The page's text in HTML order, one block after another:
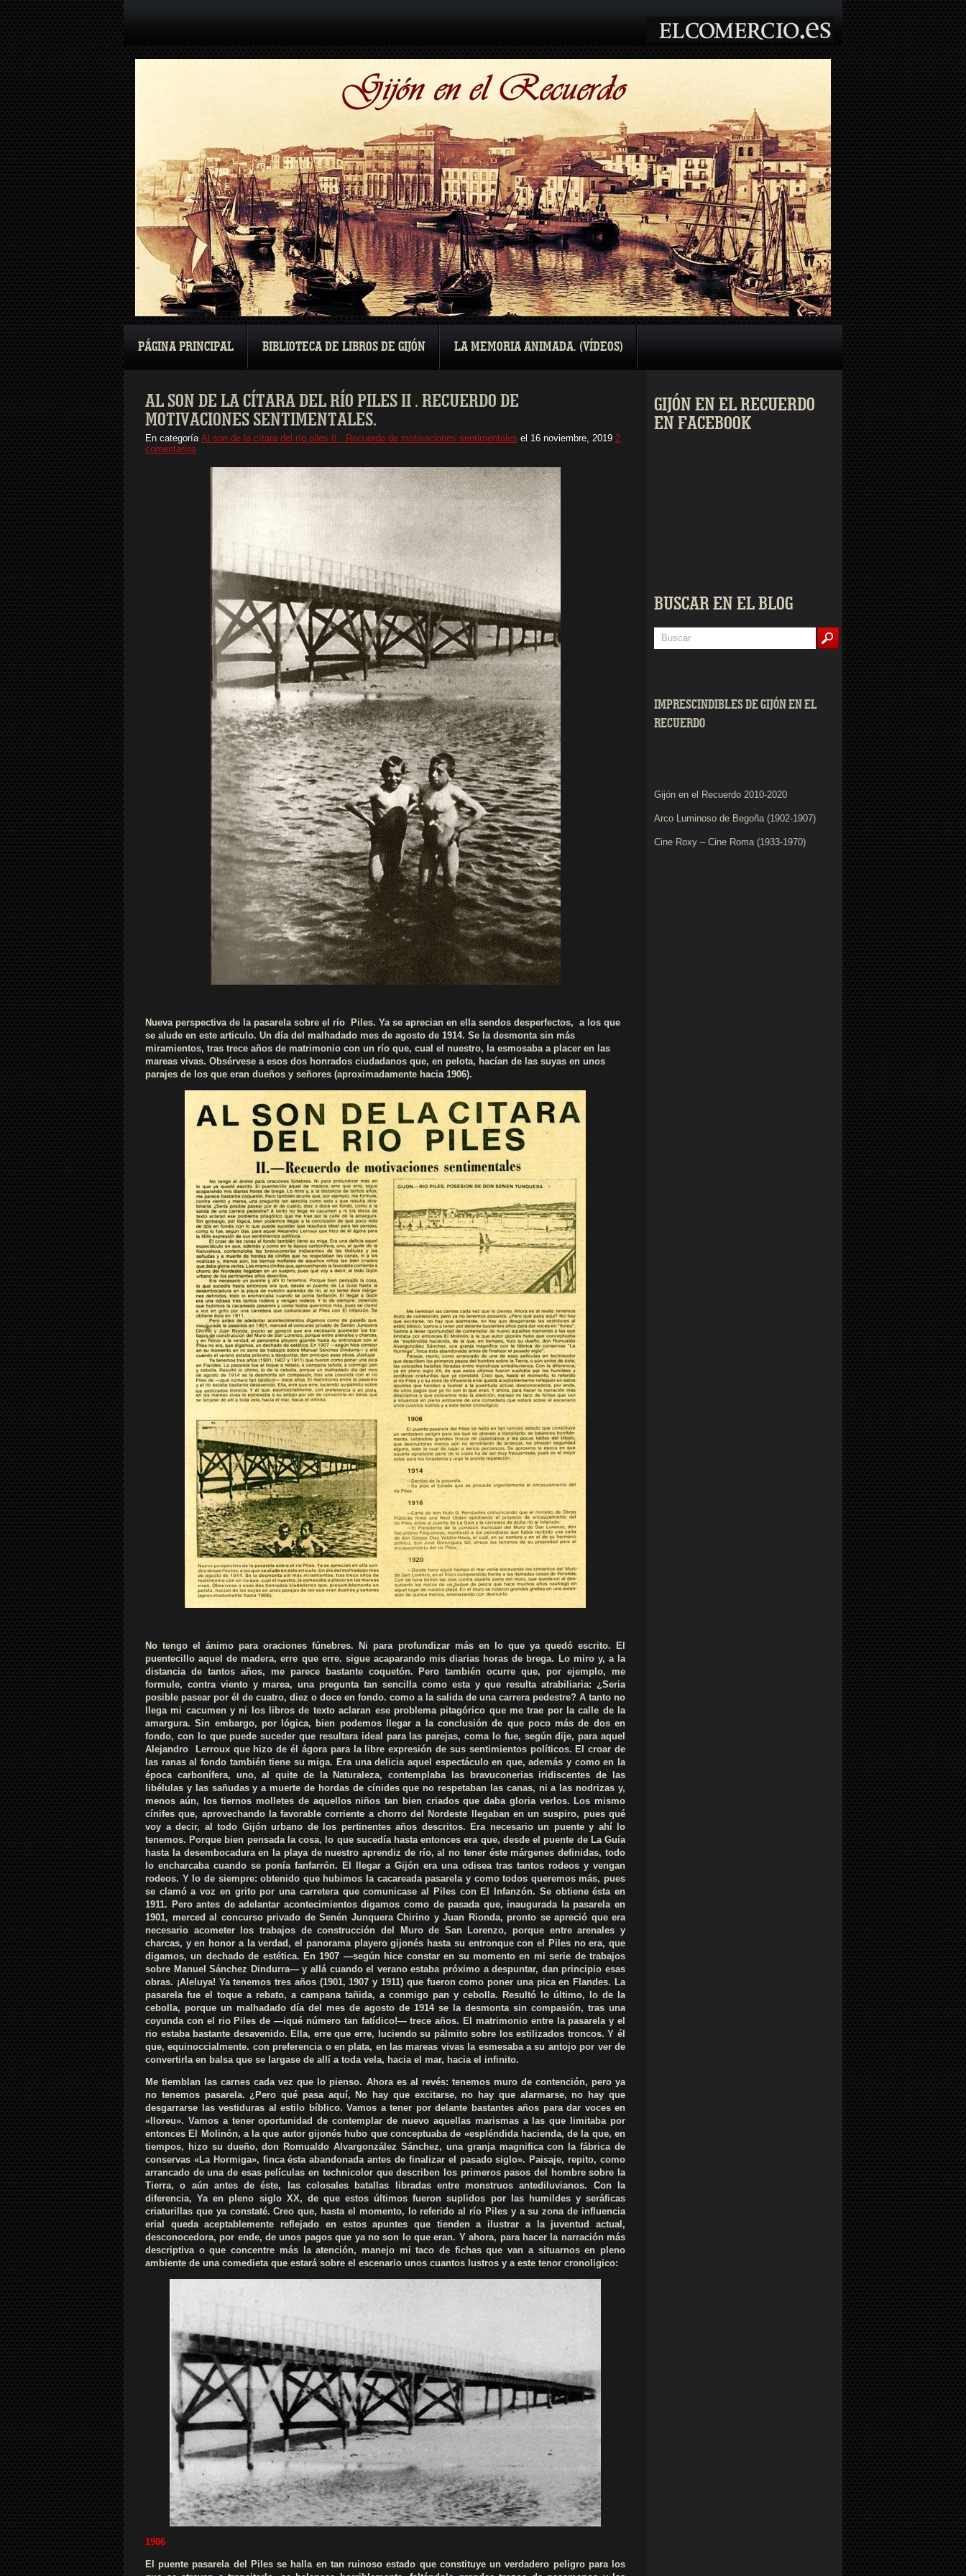
PÁGINA PRINCIPAL BIBLIOTECA DE LIBROS DE GIJÓN LA MEMORIA ANIMADA. (VÍDEOS)
GIJÓN EN EL RECUERDO
EN FACEBOOK
BUSCAR EN EL BLOG
IMPRESCINDIBLES DE GIJÓN EN EL
RECUERDO
Gijón en el Recuerdo 2010-2020
Arco Luminoso de Begoña (1902-1907)
Cine Roxy – Cine Roma (1933-1970)
AL SON DE LA CÍTARA DEL RÍO PILES II . RECUERDO DE
MOTIVACIONES SENTIMENTALES.
En categoría Al son de la cítara del río piles II . Recuerdo de motivaciones sentimentales el 16 noviembre, 2019 2
comentarios
Nueva perspectiva de la pasarela sobre el río Piles. Ya se aprecian en ella sendos desperfectos, a los que
se alude en este articulo. Un día del malhadado mes de agosto de 1914. Se la desmonta sin más
miramientos, tras trece años de matrimonio con un río que, cual el nuestro, la esmosaba a placer en las
mareas vivas. Obsérvese a esos dos honrados ciudadanos que, en pelota, hacían de las suyas en unos
parajes de los que eran dueños y señores (aproximadamente hacia 1906).
No tengo el ánimo para oraciones fúnebres. Ni para profundizar más en lo que ya quedó escrito. El
puentecillo aquel de madera, erre que erre. sigue acaparando mis diarias horas de brega. Lo miro y, a la
distancia de tantos años, me parece bastante coquetón. Pero también ocurre que, por ejemplo, me
formule, contra viento y marea, una pregunta tan sencilla como esta y que resulta atrabiliaria: ¿Seria
posible pasear por él de cuatro, diez o doce en fondo. como a la salida de una carrera pedestre? A tanto no
llega mi cacumen y ni los libros de texto aclaran ese problema pitagórico que me trae por la calle de la
amargura. Sin embargo, por lógica, bien podemos llegar a la conclusión de que poco más de dos en
fondo, con lo que puede suceder que resultara ideal para las parejas, coma lo fue, según dije, para aquel
Alejandro Lerroux que hizo de él ágora para la libre expresión de sus sentimientos políticos. El croar de
las ranas al fondo también tiene su miga. Era una delicia aquel espectáculo en que, además y como en la
época carbonífera, uno, al quite de la Naturaleza, contemplaba las bravuconerias iridiscentes de las
libélulas y las sañudas y a muerte de hordas de cínides que no respetaban las canas, ni a las nodrizas y,
menos aún, los tiernos molletes de aquellos niños tan bien criados que daba gloria verlos. Los mismo
cínifes que, aprovechando la favorable corriente a chorro del Nordeste llegaban en un suspiro, pues qué
voy a decir, al todo Gijón urbano de los pertinentes años descritos. Era necesario un puente y ahí lo
tenemos. Porque bien pensada la cosa, lo que sucedía hasta entonces era que, desde el puente de La Guía
hasta la desembocadura en la playa de nuestro aprendiz de río, al no tener éste márgenes definidas, todo
lo encharcaba cuando se ponía fanfarrón. El llegar a Gijón era una odisea tras tantos rodeos y vengan
rodeos. Y lo de siempre: obtenido que hubimos la cacareada pasarela y como todos queremos más, pues
se clamó a voz en grito por una carretera que comunicase al Piles con El Infanzón. Se obtiene ésta en
1911. Pero antes de adelantar acontecimientos digamos como de pasada que, inaugurada la pasarela en
1901, merced al concurso privado de Senén Junquera Chirino y Juan Rionda, pronto se apreció que era
necesario acometer los trabajos de construcción del Muro de San Lorenzo, porque entre arenales y
charcas, y en honor a la verdad, el panorama playero gijonés hasta su entronque con el Piles no era, que
digamos, un dechado de estética. En 1907 —según hice constar en su momento en mi serie de trabajos
sobre Manuel Sánchez Dindurra— y allá cuando el verano estaba próximo a despuntar, dan principio esas
obras. ¡Aleluya! Ya tenemos tres años (1901, 1907 y 1911) que fueron como poner una pica en Flandes. La
pasarela fue el toque a rebato, a campana tañida, a conmigo pan y cebolla. Resultó lo último, lo de la
cebolla, porque un malhadado día del mes de agosto de 1914 se la desmonta sin compasión, tras una
coyunda con el rio Piles de —iqué número tan fatídico!— trece años. El matrimonio entre la pasarela y el
rio estaba bastante desavenido. Ella, erre que erre, luciendo su pálmito sobre los estilizados troncos. Y él
que, equinoccialmente. con preferencia o en plata, en las mareas vivas la esmesaba a su antojo por ver de
convertirla en balsa que se largase de allí a toda vela, hacia el mar, hacia el infinito.
Me tiemblan las carnes cada vez que lo pienso. Ahora es al revés: tenemos muro de contención, pero ya
no tenemos pasarela. ¿Pero qué pasa aquí, No hay que excitarse, no hay que alarmarse, no hay que
desgarrarse las vestiduras al estilo bíblico. Vamos a tener por delante bastantes años para dar voces en
«Iloreu». Vamos a tener oportunidad de contemplar de nuevo aquellas marismas a las que limitaba por
entonces El Molinón, a la que autor gijonés hubo que conceptuaba de «espléndida hacienda, de la que, en
tiempos, hizo su dueño, don Romualdo Alvargonzález Sánchez, una granja magnifica con la fábrica de
conservas «La Hormiga», finca ésta abandonada antes de finalizar el pasado siglo». Paisaje, repito, como
arrancado de una de esas películas en technicolor que describen los primeros pasos del hombre sobre la
Tierra, o aún antes de éste, las colosales batallas libradas entre monstruos antediluvianos. Con la
diferencia, Ya en pleno siglo XX, de que estos últimos fueron suplidos por las humildes y seráficas
criaturillas que ya constaté. Creo que, hasta el momento, lo referido al río Piles y a su zona de influencia
erial queda aceptablemente reflejado en estos apuntes que tienden a ilustrar a la juventud actual,
desconocedora, por ende, de unos pagos que ya no son lo que eran. Y ahora, para hacer la narración más
descriptiva o que concentre más la atención, manejo mi taco de fichas que van a situarnos en pleno
ambiente de una comedieta que estará sobre el escenario unos cuantos lustros y a este tenor cronoligico:
1906
El puente pasarela del Piles se halla en tan ruinoso estado que constituye un verdadero peligro para los